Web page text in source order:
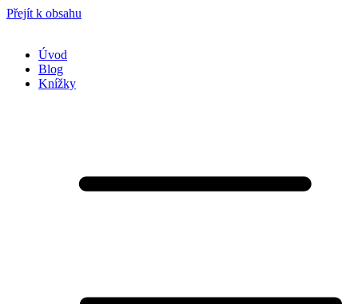
Přejít k obsahu
Úvod
Blog
Knížky